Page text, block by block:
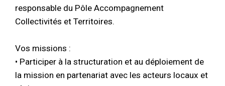
responsable du Pôle Accompagnement
Collectivités et Territoires.
Vos missions :
• Participer à la structuration et au déploiement de
la mission en partenariat avec les acteurs locaux et